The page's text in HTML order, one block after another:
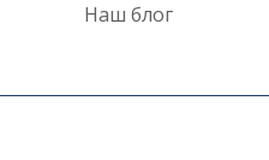
Наш блог